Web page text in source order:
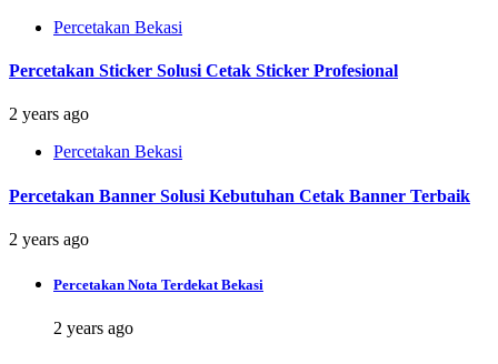
Percetakan Bekasi
Percetakan Sticker Solusi Cetak Sticker Profesional
2 years ago
Percetakan Bekasi
Percetakan Banner Solusi Kebutuhan Cetak Banner Terbaik
2 years ago
Percetakan Nota Terdekat Bekasi
2 years ago